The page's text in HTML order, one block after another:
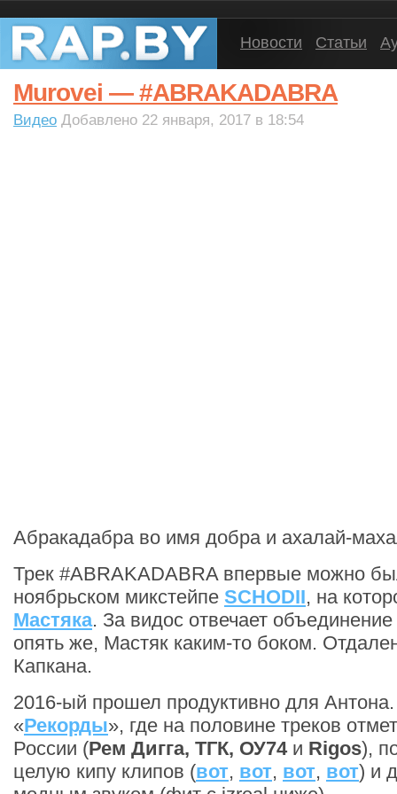
Новости Статьи
Murovei — #ABRAKADABRA
Видео Добавлено 22 января, 2017 в 18:54
Абракадабра во имя добра и ахалай-
Трек #ABRAKADABRA впервые можно
ноябрьском микстейпе SCHODII, на
Мастяка. За видос отвечает
опять же, Мастяк каким-то боком.
Капкана.
2016-ый прошел продуктивно для
«Рекорды», где на половине треков
России (Рем Дигга, ТГК, ОУ74 и Rigos),
целую кипу клипов (вот, вот, вот, вот) и